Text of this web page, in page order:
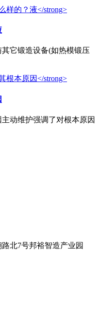
它锻造设备(如热模锻压
动维护强调了对根本原因
北7号邦裕智造产业园